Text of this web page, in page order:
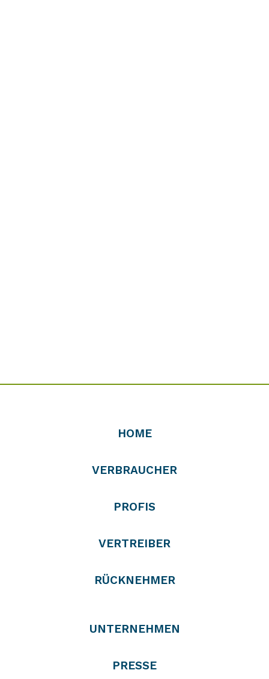
HOME
VERBRAUCHER
PROFIS
VERTREIBER
RÜCKNEHMER
UNTERNEHMEN
PRESSE